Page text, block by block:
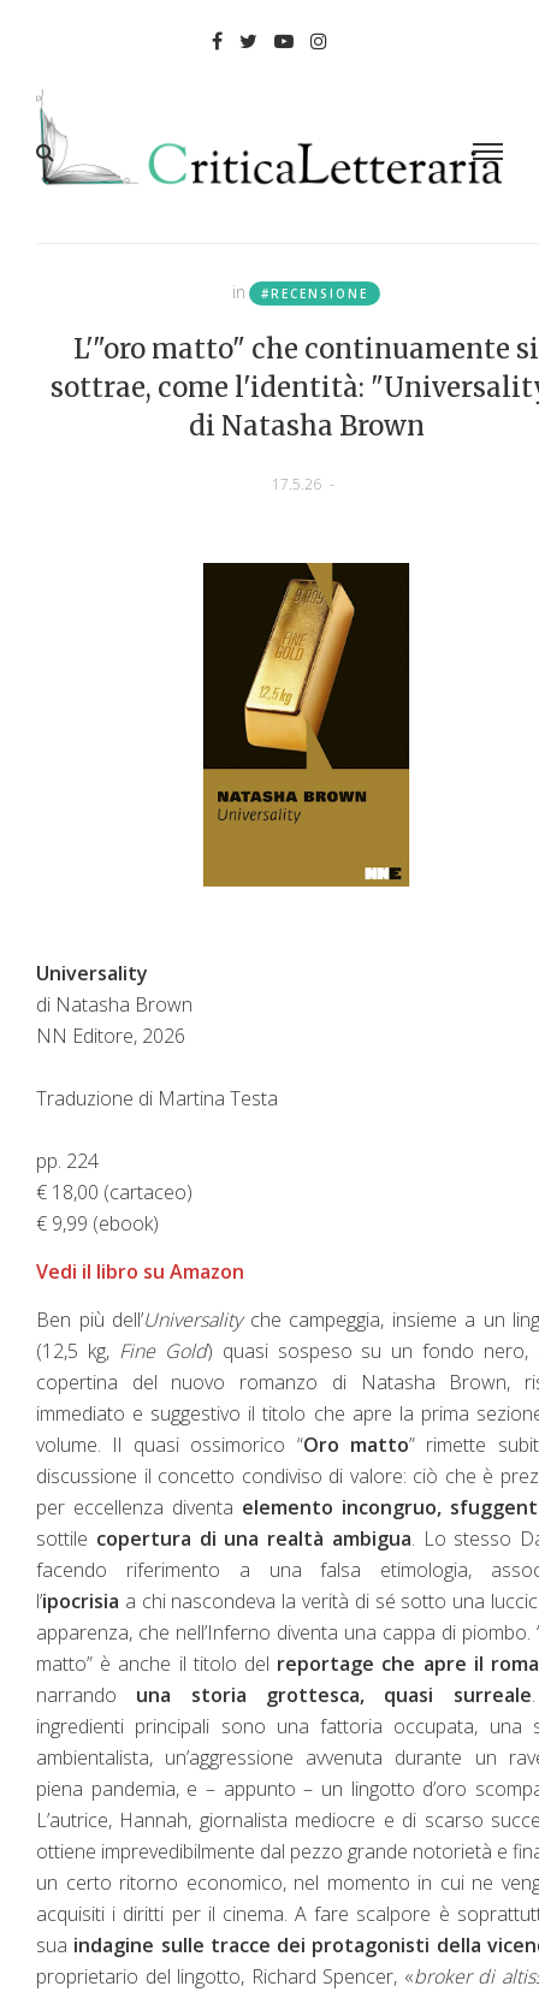
in #RECENSIONE
L'"oro matto" che continuamente si
sottrae, come l'identità:
di Natasha Brown
17.5.26 -
Universality
di Natasha Brown
NN Editore, 2026
Traduzione di Martina Testa
pp. 224
€ 18,00 (cartaceo)
€ 9,99 (ebook)
Vedi il libro su Amazon
Ben più dell’Universalityche campeggia, insieme a un
(12,5 kg, Fine Gold) quasi sospeso su un fondo nero,
copertina del nuovo romanzo di Natasha Brown,
immediato e suggestivo il titolo che apre la prima
volume. Il quasi ossimorico “Oro matto” rimette
discussione il concetto condiviso di valore: ciò che è
per eccellenza diventa elemento incongruo,
sottile copertura di una realtà ambigua. Lo stesso
facendo riferimento a una falsa etimologia,
l’ipocrisia a chi nascondeva la verità di sé sotto una
apparenza, che nell’Inferno diventa una cappa di piombo.
matto” è anche il titolo del reportage che apre il
narrando una storia grottesca, quasi surreale
ingredienti principali sono una fattoria occupata, una
ambientalista, un’aggressione avvenuta durante un
piena pandemia, e – appunto – un lingotto d’oro
L’autrice, Hannah, giornalista mediocre e di scarso
ottiene imprevedibilmente dal pezzo grande notorietà e
un certo ritorno economico, nel momento in cui ne
acquisiti i diritti per il cinema. A fare scalpore è
sua indagine sulle tracce dei protagonisti della
proprietario del lingotto, Richard Spencer, «broker di